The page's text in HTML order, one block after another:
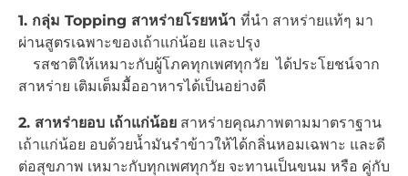
1. กลุ่ม Topping สาหร่ายโรยหน้า ที่นำ สาหร่ายแท้ๆ มา
ผ่านสูตรเฉพาะของเถ้าแก่น้อย และปรุง
รสชาติให้เหมาะกับผู้โภคทุกเพศทุกวัย ได้ประโยชน์จาก
สาหร่าย เติมเต็มมื้ออาหารได้เป็นอย่างดี
2. สาหร่ายอบ เถ้าแก่น้อย สาหร่ายคุณภาพตามมาตราฐาน
เถ้าแก่น้อย อบด้วยน้ำมันรำข้าวให้ได้กลิ่นหอมเฉพาะ และดี
ต่อสุขภาพ เหมาะกับทุกเพศทุกวัย จะทานเป็นขนม หรือ คู่กับ